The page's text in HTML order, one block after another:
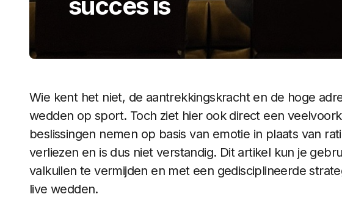
Wie kent het niet, de aantrekkingskracht en de hoge
wedden op sport. Toch ziet hier ook direct een
beslissingen nemen op basis van emotie in plaats van
verliezen en is dus niet verstandig. Dit artikel kun je
valkuilen te vermijden en met een gedisciplineerde
live wedden.